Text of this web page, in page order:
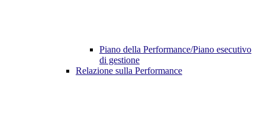
Piano della Performance/Piano esecutivo
di gestione
Relazione sulla Performance